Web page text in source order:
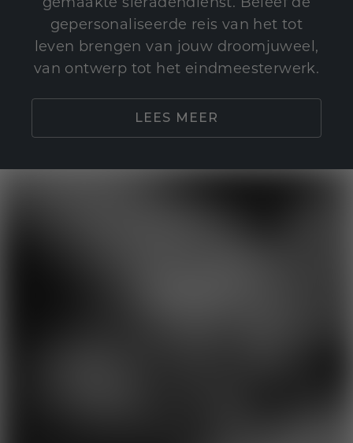
gepersonaliseerde reis van het tot
leven brengen van jouw droomjuweel,
van ontwerp tot het eindmeesterwerk.
LEES MEER